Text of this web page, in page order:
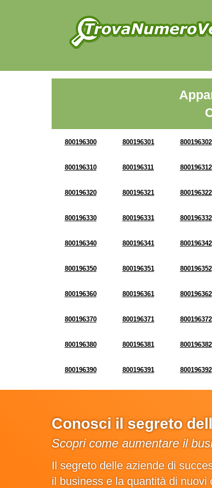
800196300 800196301 800196302
800196310 800196311 800196312
800196320 800196321 800196322
800196330 800196331 800196332
800196340 800196341 800196342
800196350 800196351 800196352
800196360 800196361 800196362
800196370 800196371 800196372
800196380 800196381 800196382
800196390 800196391 800196392
Conosci il segreto
Scopri come aumentare il
Il segreto delle aziende di
il business e la quantità di